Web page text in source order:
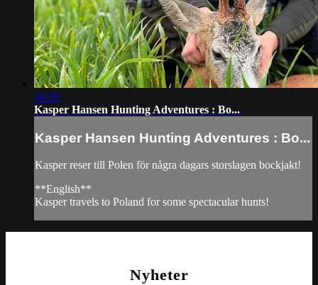
46:20
Kasper Hansen Hunting Adventures : Bo...
Kasper Hansen Hunting Adventures : Bo...
Kasper reser till Polen för några dagars storslagen bockjakt!
**English**
Kasper travels to Poland for some spectacular hunts!
Nyheter